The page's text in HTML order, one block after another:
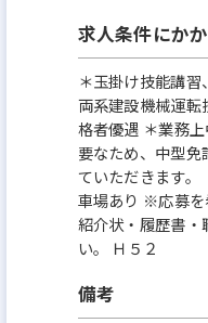
求人条件にか
＊玉掛け技能講
両系建設機械運転
格者優遇 ＊業務
要なため、中型
ていただきます
車場あり ※応募を
紹介状・履歴書・
い。 Ｈ５２
備考